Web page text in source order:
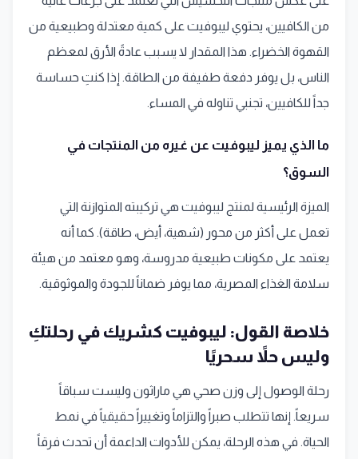
من الكافيين، يحتوي ليبوفيت على كمية معتدلة وطبيعية من
القهوة الخضراء. هذا المقدار لا يسبب عادةً الأرق لمعظم
الناس، بل يوفر دفعة طفيفة من الطاقة. إذا كنتِ حساسة
جداً للكافيين، تجنبي تناوله في المساء.
ما الذي يميز ليبوفيت عن غيره من المنتجات في
السوق؟
الميزة الرئيسية لمنتج ليبوفيت هي تركيبته المتوازنة التي
تعمل على أكثر من محور (شهية، أيض، طاقة). كما أنه
يعتمد على مكونات طبيعية مدروسة، وهو معتمد من هيئة
سلامة الغذاء المصرية، مما يوفر ضماناً للجودة والموثوقية.
خلاصة القول: ليبوفيت كشريك في رحلتكِ
وليس حلاً سحريًا
رحلة الوصول إلى وزن صحي هي ماراثون وليست سباقاً
سريعاً. إنها تتطلب صبراً والتزاماً وتغييراً حقيقياً في نمط
الحياة. في هذه الرحلة، يمكن للأدوات الداعمة أن تحدث فرقاً